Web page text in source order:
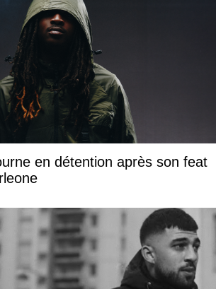
en détention après son feat